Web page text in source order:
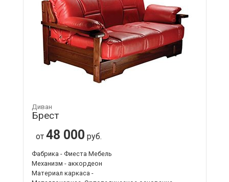
Диван
Брест
от 48 000 руб.
Фабрика - Фиеста Мебель
Механизм - аккордеон
Материал каркаса -